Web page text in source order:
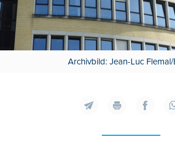
Archivbild: Jean-Luc Flemal/